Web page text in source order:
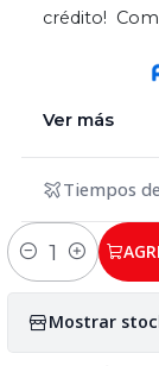
crédito!
Ver más
Tiempos
Cantidad
Mostrar